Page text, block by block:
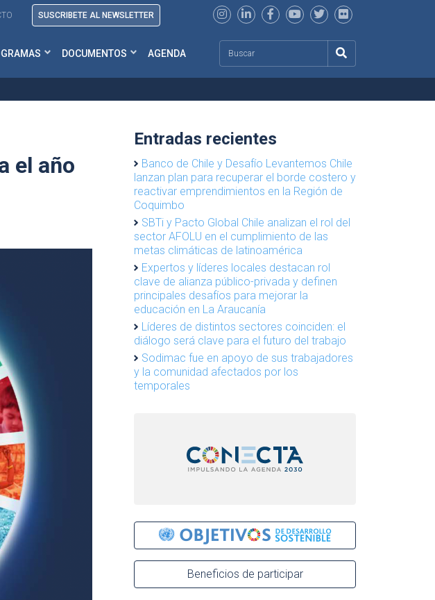
SUSCRIBETE AL NEWSLETTER
DOCUMENTOS AGENDA
el año
Entradas recientes
Banco de Chile y Desafío Levantemos Chile
lanzan plan para recuperar el borde costero y
reactivar emprendimientos en la Región de
Coquimbo
SBTi y Pacto Global Chile analizan el rol del
sector AFOLU en el cumplimiento de las
metas climáticas de latinoamérica
Expertos y líderes locales destacan rol
clave de alianza público-privada y definen
principales desafíos para mejorar la
educación en La Araucanía
Líderes de distintos sectores coinciden: el
diálogo será clave para el futuro del trabajo
Sodimac fue en apoyo de sus trabajadores
y la comunidad afectados por los
temporales
Beneficios de participar